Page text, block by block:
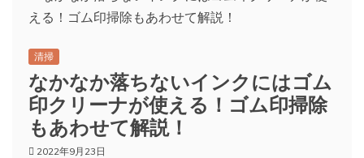
清掃
なかなか落ちないインクにはゴム
印クリーナが使える！ゴム印掃除
もあわせて解説！
2022年9月23日